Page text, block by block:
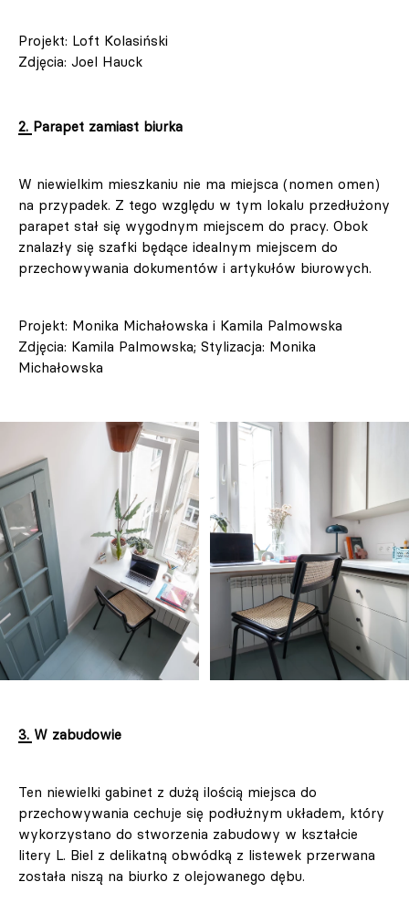
Projekt: Loft Kolasiński
Zdjęcia: Joel Hauck
2. Parapet zamiast biurka
W niewielkim mieszkaniu nie ma miejsca (nomen omen)
na przypadek. Z tego względu w tym lokalu przedłużony
parapet stał się wygodnym miejscem do pracy. Obok
znalazły się szafki będące idealnym miejscem do
przechowywania dokumentów i artykułów biurowych.
Projekt: Monika Michałowska i Kamila Palmowska
Zdjęcia: Kamila Palmowska; Stylizacja: Monika
Michałowska
3. W zabudowie
Ten niewielki gabinet z dużą ilością miejsca do
przechowywania cechuje się podłużnym układem, który
wykorzystano do stworzenia zabudowy w kształcie
litery L. Biel z delikatną obwódką z listewek przerwana
została niszą na biurko z olejowanego dębu.